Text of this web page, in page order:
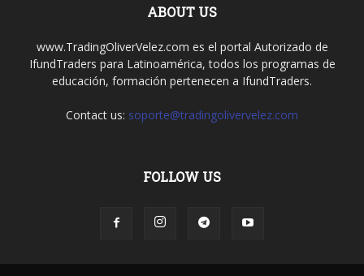
ABOUT US
www.TradingOliverVelez.com es el portal Autorizado de
IfundTraders para Latinoamérica, todos los programas de
educación, formación pertenecen a IfundTraders.
Contact us: soporte@tradingolivervelez.com
FOLLOW US